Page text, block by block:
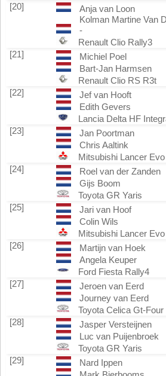
[20]
Anja van Loon
Kolman Martine Van
-
Renault Clio Rally3
[21]
Michiel Poel
Bart-Jan Harmsen
Renault Clio RS R3t
[22]
Jef van Hooft
Edith Gevers
Lancia Delta HF
[23]
Jan Poortman
Chris Aaltink
Mitsubishi Lancer Evo
[24]
Roel van der Zanden
Gijs Boom
Toyota GR Yaris
[25]
Jari van Hoof
Colin Wils
Mitsubishi Lancer
[26]
Martijn van Hoek
Angela Keuper
Ford Fiesta Rally4
[27]
Jeroen van Eerd
Journey van Eerd
Toyota Celica Gt-Four
[28]
Jasper Versteijnen
Luc van Puijenbroek
Toyota GR Yaris
[29]
Nard Ippen